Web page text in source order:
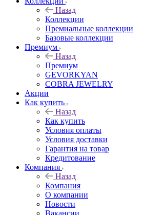
Назад
Коллекции
Премиальные коллекции
Базовые коллекции
Премиум
Назад
Премиум
GEVORKYAN
COBRA JEWELRY
Акции
Как купить
Назад
Как купить
Условия оплаты
Условия доставки
Гарантия на товар
Кредитование
Компания
Назад
Компания
О компании
Новости
Вакансии